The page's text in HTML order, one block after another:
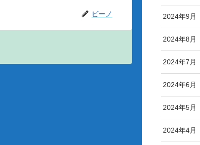
ビーノ 2024年9月
2024年8月
2024年7月
2024年6月
2024年5月
2024年4月